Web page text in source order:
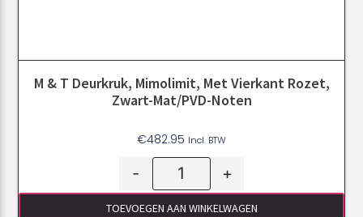
M & T Deurkruk, Mimolimit, Met Vierkant Rozet,
Zwart-Mat/PVD-Noten
€482.95 Incl. BTW
- +
TOEVOEGEN AAN WINKELWAGEN